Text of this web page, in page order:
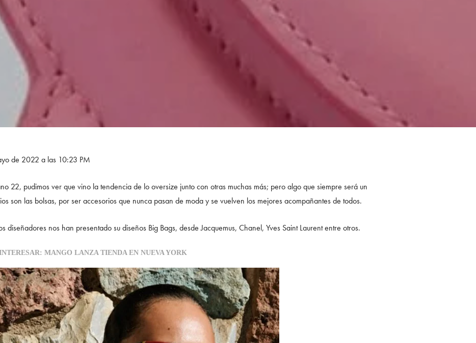
de 2022 a las 10:23 PM
22, pudimos ver que vino la tendencia de lo oversize junto con otras muchas más; pero algo que siempre será un
son las bolsas, por ser accesorios que nunca pasan de moda y se vuelven los mejores acompañantes de todos.
diseñadores nos han presentado su diseños Big Bags, desde Jacquemus, Chanel, Yves Saint Laurent entre otros.
MANGO LANZA TIENDA EN NUEVA YORK